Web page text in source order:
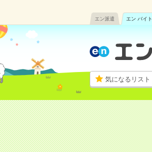
エン派遣 エン バイト
気になるリスト